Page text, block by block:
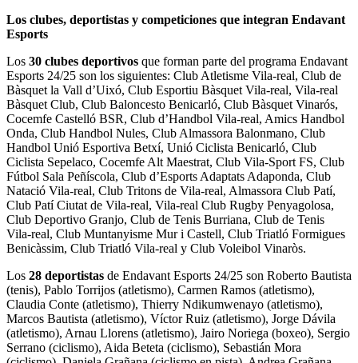
Los clubes, deportistas y competiciones que integran Endavant
Esports
Los 30 clubes deportivos que forman parte del programa Endavant
Esports 24/25 son los siguientes: Club Atletisme Vila-real, Club de
Bàsquet la Vall d’Uixó, Club Esportiu Bàsquet Vila-real, Vila-real
Bàsquet Club, Club Baloncesto Benicarló, Club Bàsquet Vinarós,
Cocemfe Castelló BSR, Club d’Handbol Vila-real, Amics Handbol
Onda, Club Handbol Nules, Club Almassora Balonmano, Club
Handbol Unió Esportiva Betxí, Unió Ciclista Benicarló, Club
Ciclista Sepelaco, Cocemfe Alt Maestrat, Club Vila-Sport FS, Club
Fútbol Sala Peñíscola, Club d’Esports Adaptats Adaponda, Club
Natació Vila-real, Club Tritons de Vila-real, Almassora Club Patí,
Club Patí Ciutat de Vila-real, Vila-real Club Rugby Penyagolosa,
Club Deportivo Granjo, Club de Tenis Burriana, Club de Tenis
Vila-real, Club Muntanyisme Mur i Castell, Club Triatló Formigues
Benicàssim, Club Triatló Vila-real y Club Voleibol Vinaròs.
Los 28 deportistas de Endavant Esports 24/25 son Roberto Bautista
(tenis), Pablo Torrijos (atletismo), Carmen Ramos (atletismo),
Claudia Conte (atletismo), Thierry Ndikumwenayo (atletismo),
Marcos Bautista (atletismo), Víctor Ruiz (atletismo), Jorge Dávila
(atletismo), Arnau Llorens (atletismo), Jairo Noriega (boxeo), Sergio
Serrano (ciclismo), Aida Beteta (ciclismo), Sebastián Mora